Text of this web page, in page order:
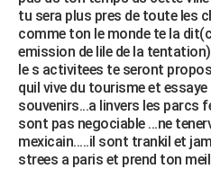
tu sera plus pres de toute les
comme ton le monde te la
emission de lile de la
le s activitees te seront
quil vive du tourisme et
souvenirs...a linvers les parcs
sont pas negociable ...ne
mexicain.....il sont trankil et
strees a paris et prend ton